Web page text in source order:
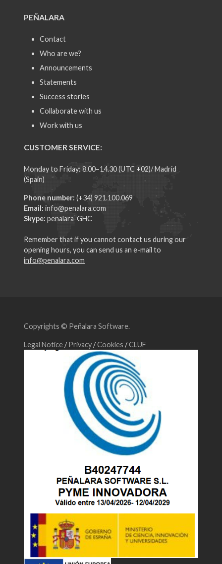
PEÑALARA
Contact
Who are we?
Announcements
Statements
Success stories
Collaborate with us
Work with us
CUSTOMER SERVICE:
Monday to Friday: 8.00–14.30 (UTC +02)/ Madrid
(Spain)
Phone number: (+34) 921.100.069
Email: info@penalara.com
Skype: penalara-GHC
Remember that if you cannot contact us during our
opening hours, you can send us an e-mail to
info@penalara.com
Copyrights © Peñalara Software.
Legal Notice/Privacy/Cookies /CLUF